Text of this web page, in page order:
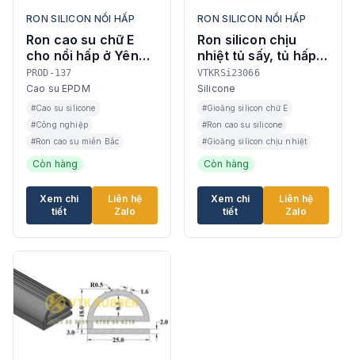
RON SILICON NỒI HẤP
Ron cao su chữ E
cho nồi hấp ở Yên
Bái
PROD-137
Cao su EPDM
#Cao su silicone
#Công nghiệp
#Ron cao su miền Bắc
Còn hàng
Xem chi
tiết
Liên hệ
Zalo
RON SILICON NỒI HẤP
Ron silicon chịu
nhiệt tủ sấy, tủ hấp
chữ E 44x15x2 Hà
Nội
VTKRSi23066
Silicone
#Gioăng silicon chữ E
#Ron cao su silicone
#Gioăng silicon chịu nhiệt
Còn hàng
Xem chi
tiết
Liên hệ
Zalo